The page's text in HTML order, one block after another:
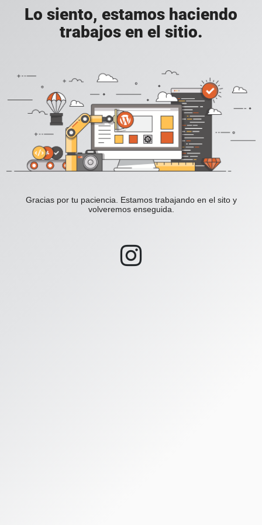
Lo siento, estamos haciendo
trabajos en el sitio.
Gracias por tu paciencia. Estamos trabajando en el sito y
volveremos enseguida.